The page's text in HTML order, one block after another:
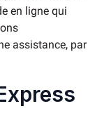
en ligne qui
assistance, par